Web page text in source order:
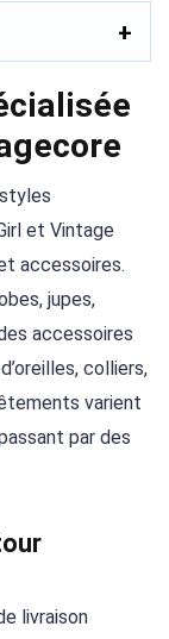
et Vintage
accessoires.
jupes,
accessoires
colliers,
varient
par des
livraison